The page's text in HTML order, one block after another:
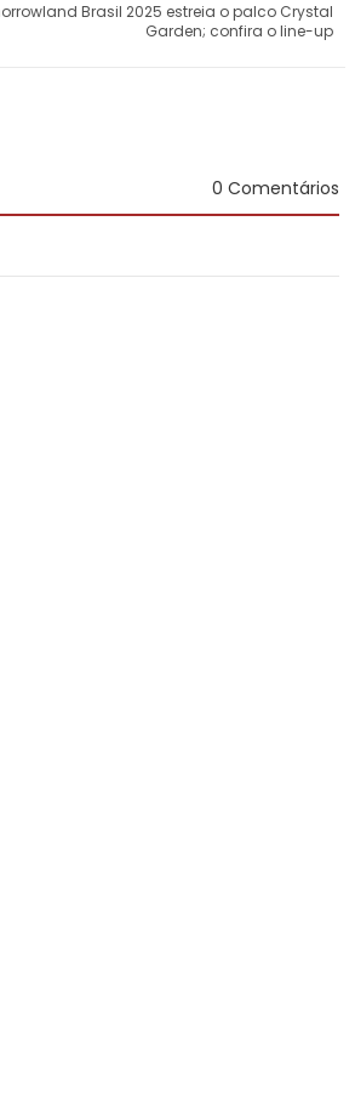
Brasil 2025 estreia o palco Crystal
Garden; confira o line-up
0 Comentários